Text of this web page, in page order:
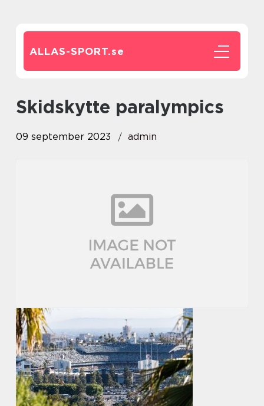
ALLAS-SPORT.se
skidskytte paralympics
09 september 2023 admin